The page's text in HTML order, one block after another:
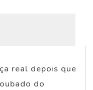
real depois que
do